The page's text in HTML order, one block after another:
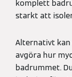
komplett
starkt att
Alternativt
avgöra hur
badrummet.